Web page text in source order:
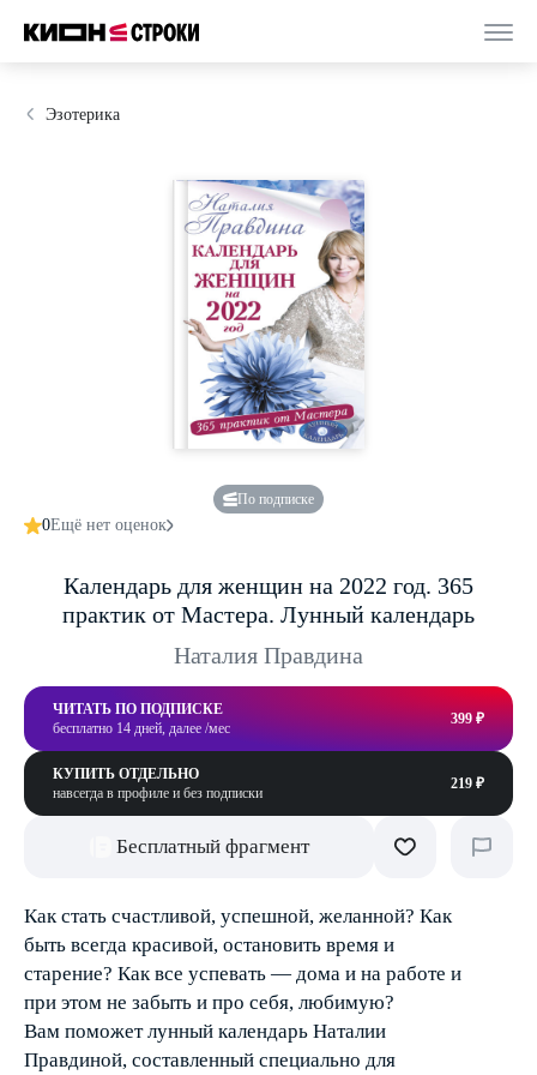
Эзотерика
По подписке
0Ещё нет оценок
Календарь для женщин на 2022 год. 365
практик от Мастера. Лунный календарь
Наталия Правдина
ЧИТАТЬ ПО ПОДПИСКЕ
бесплатно 14 дней, далее /мес
399 ₽
КУПИТЬ ОТДЕЛЬНО
навсегда в профиле и без подписки
219 ₽
Бесплатный фрагмент
Как стать счастливой, успешной, желанной? Как
быть всегда красивой, остановить время и
старение? Как все успевать — дома и на работе и
при этом не забыть и про себя, любимую?
Вам поможет лунный календарь Наталии
Правдиной, составленный специально для